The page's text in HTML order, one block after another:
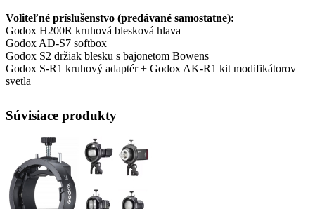
Voliteľné príslušenstvo (predávané samostatne):
Godox H200R kruhová blesková hlava
Godox AD-S7 softbox
Godox S2 držiak blesku s bajonetom Bowens
Godox S-R1 kruhový adaptér + Godox AK-R1 kit modifikátorov
svetla
Súvisiace produkty